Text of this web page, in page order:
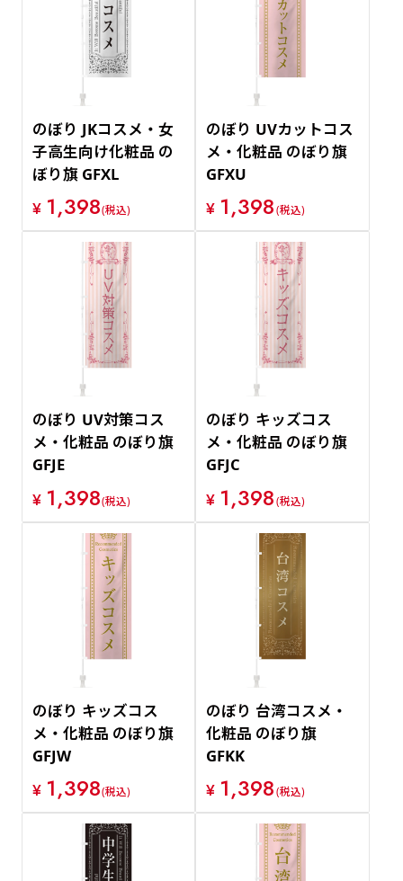
のぼり JKコスメ・女
子高生向け化粧品 の
ぼり旗 GFXL
¥ 1,398(税込)
のぼり UVカットコス
メ・化粧品 のぼり旗
GFXU
¥ 1,398(税込)
のぼり UV対策コス
メ・化粧品 のぼり旗
GFJE
¥ 1,398(税込)
のぼり キッズコス
メ・化粧品 のぼり旗
GFJC
¥ 1,398(税込)
のぼり キッズコス
メ・化粧品 のぼり旗
GFJW
¥ 1,398(税込)
のぼり 台湾コスメ・
化粧品 のぼり旗
GFKK
¥ 1,398(税込)